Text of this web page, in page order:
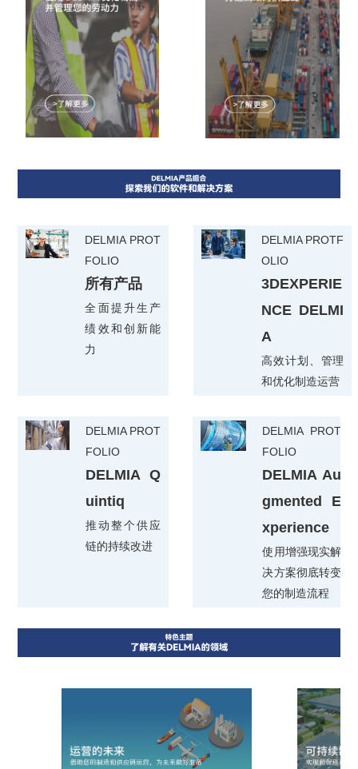
DELMIA PROT
FOLIO
所有产品
全面提升生产
绩效和创新能
力
DELMIA PROTF
OLIO
3DEXPERIE
NCE DELMI
A
高效计划、管理
和优化制造运营
DELMIA PROT
FOLIO
DELMIA Q
uintiq
推动整个供应
链的持续改进
DELMIA PROT
FOLIO
DELMIA Au
gmented E
xperience
使用增强现实解
决方案彻底转变
您的制造流程